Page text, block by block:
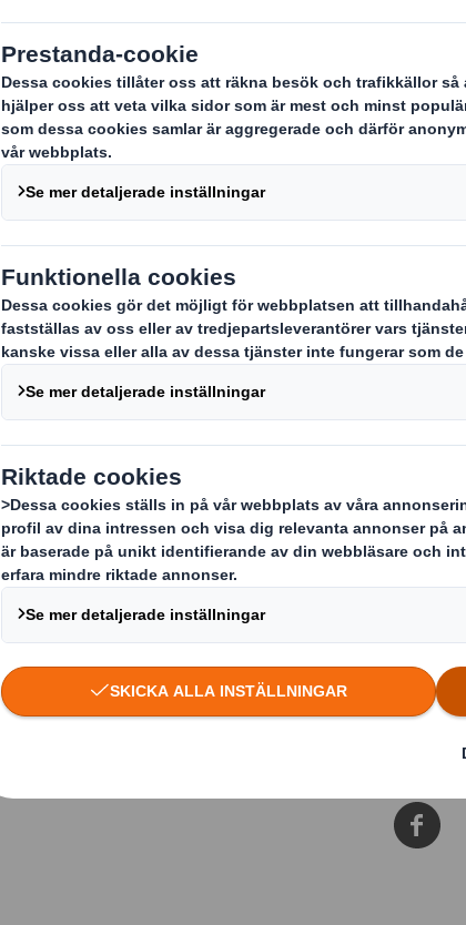
Vi bygger ny
DS Smith fortsätter sin
och genomför under
investera i en helt ny